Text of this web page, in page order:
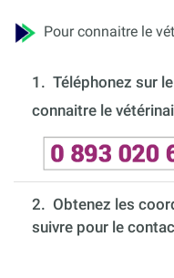
Pour connaitre le
1. Téléphonez sur
connaitre le
2. Obtenez les
suivre pour le